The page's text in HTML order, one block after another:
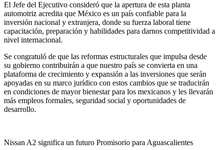
El Jefe del Ejecutivo consideró que la apertura de esta planta
automotriz acredita que México es un país confiable para la
inversión nacional y extranjera, donde su fuerza laboral tiene
capacitación, preparación y habilidades para darnos competitividad a
nivel internacional.
Se congratuló de que las reformas estructurales que impulsa desde
su gobierno contribuirán a que nuestro país se convierta en una
plataforma de crecimiento y expansión a las inversiones que serán
apoyadas en su marco jurídico con estos cambios que se traducirán
en condiciones de mayor bienestar para los mexicanos y les llevarán
más empleos formales, seguridad social y oportunidades de
desarrollo.
Nissan A2 significa un futuro Promisorio para Aguascalientes